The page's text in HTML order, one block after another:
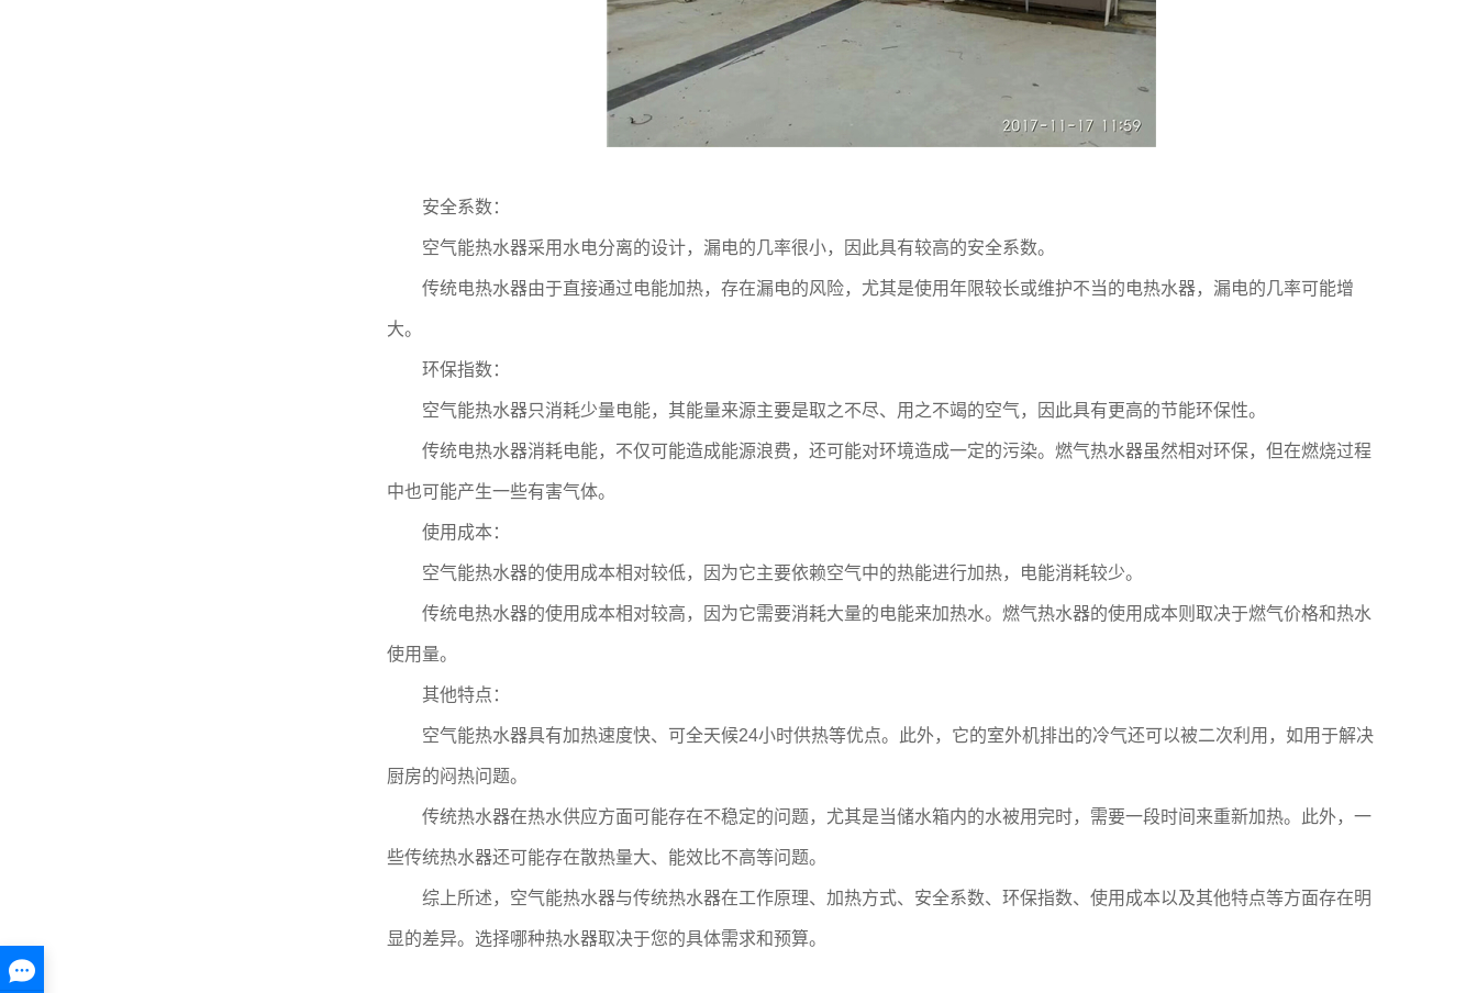
安全系数：
空气能热水器采用水电分离的设计，漏电的几率很小，因此具有较高的安全系数。
传统电热水器由于直接通过电能加热，存在漏电的风险，尤其是使用年限较长或维护不当的电热水器，漏电的几率可能增
大。
环保指数：
空气能热水器只消耗少量电能，其能量来源主要是取之不尽、用之不竭的空气，因此具有更高的节能环保性。
传统电热水器消耗电能，不仅可能造成能源浪费，还可能对环境造成一定的污染。燃气热水器虽然相对环保，但在燃烧过程
中也可能产生一些有害气体。
使用成本：
空气能热水器的使用成本相对较低，因为它主要依赖空气中的热能进行加热，电能消耗较少。
传统电热水器的使用成本相对较高，因为它需要消耗大量的电能来加热水。燃气热水器的使用成本则取决于燃气价格和热水
使用量。
其他特点：
空气能热水器具有加热速度快、可全天候24小时供热等优点。此外，它的室外机排出的冷气还可以被二次利用，如用于解决
厨房的闷热问题。
传统热水器在热水供应方面可能存在不稳定的问题，尤其是当储水箱内的水被用完时，需要一段时间来重新加热。此外，一
些传统热水器还可能存在散热量大、能效比不高等问题。
综上所述，空气能热水器与传统热水器在工作原理、加热方式、安全系数、环保指数、使用成本以及其他特点等方面存在明
显的差异。选择哪种热水器取决于您的具体需求和预算。